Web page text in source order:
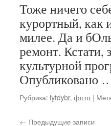
Тоже ничего
курортный, как
милее. Да и
ремонт. Кстати,
культурной
Опубликовано
Рубрика: lytdybr, фото |
← Предыдущие записи